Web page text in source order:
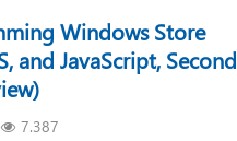
Windows Store
and JavaScript, Second
7.387